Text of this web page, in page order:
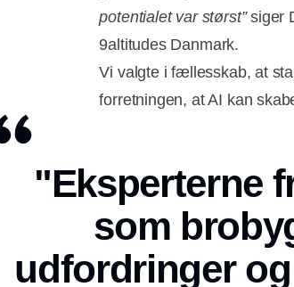
potentialet var størst”siger
9altitudes Danmark.
Vi valgte i fællesskab, at
forretningen, at AI kan
"Eksperterne
som
udfordringer